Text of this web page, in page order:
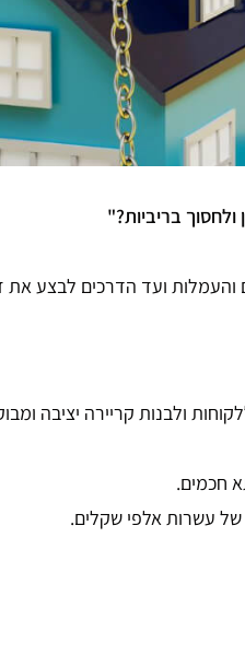
בריביות?"
ועד הדרכים לבצע את
ולבנות קריירה יציבה
חכמים.
של עשרות אלפי שקלים.